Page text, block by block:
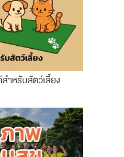
ำหรับสัตว์เลี้ยง